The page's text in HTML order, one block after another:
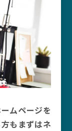
ムページを
もまずはネ